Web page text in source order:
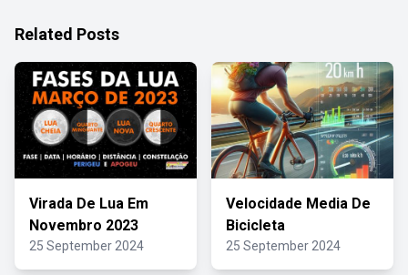
Related Posts
Virada De Lua Em
Novembro 2023
25 September 2024
Velocidade Media De
Bicicleta
25 September 2024